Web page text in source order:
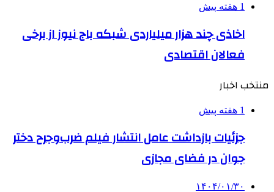
1 هفته پیش
اخاذی چند هزار میلیاردی شبکه باج نیوز از برخی
فعالان اقتصادی
منتخب اخبار
1 هفته پیش
جزئیات بازداشت عامل انتشار فیلم ضرب‌وجرح دختر
جوان در فضای مجازی
۱۴۰۴/۰۱/۳۰